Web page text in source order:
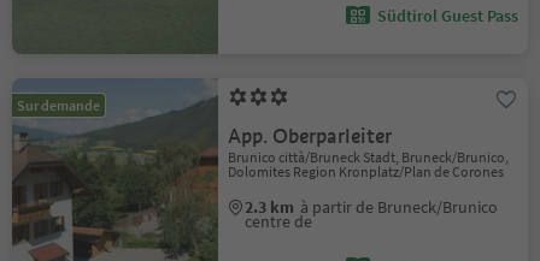
Südtirol Guest Pass
Sur demande
App. Oberparleiter
Brunico città/Bruneck Stadt, Bruneck/Brunico,
Dolomites Region Kronplatz/Plan de Corones
2.3 km à partir de Bruneck/Brunico
centre de